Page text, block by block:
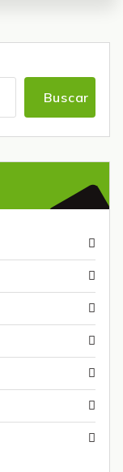
Buscar